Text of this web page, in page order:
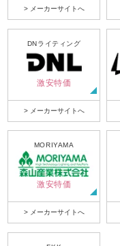
> メーカーサイトへ
DNライティング
激安特価
> メーカーサイトへ
MORIYAMA
激安特価
> メーカーサイトへ